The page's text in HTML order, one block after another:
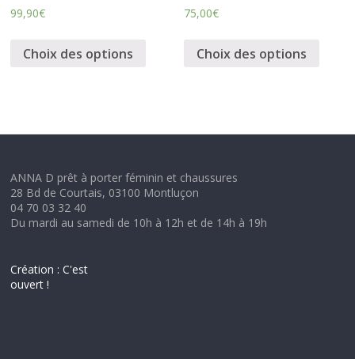
99,90€
Choix des options
75,00€
Choix des options
ANNA D prêt à porter féminin et chaussures
28 Bd de Courtais, 03100 Montluçon
04 70 03 32 40
Du mardi au samedi de 10h à 12h et de 14h à 19h
Création : C'est
ouvert !